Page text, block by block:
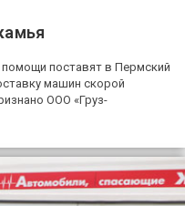
поставят в Пермский
машин скорой
ООО «Груз-